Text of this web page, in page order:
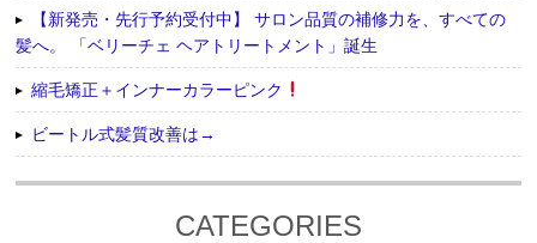
【新発売・先行予約受付中】 サロン品質の補修力を、すべての
髪へ。 「ベリーチェ ヘアトリートメント」誕生
縮毛矯正＋インナーカラーピンク
ビートル式髪質改善は→
CATEGORIES